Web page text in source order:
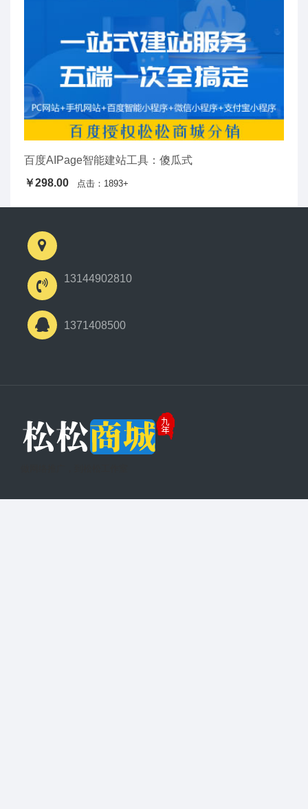
百度AIPage智能建站工具：傻瓜式
￥298.00
点击：1893+
13144902810
1371408500